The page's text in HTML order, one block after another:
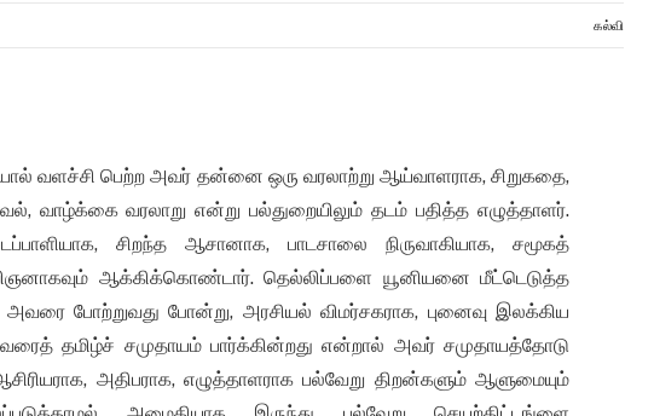
கல்வி
வளச்சி பெற்ற அவர் தன்னை ஒரு வரலாற்று ஆய்வாளராக, சிறுகதை,
வாழ்க்கை வரலாறு என்று பல்துறையிலும் தடம் பதித்த எழுத்தாளர்.
சிறந்த ஆசானாக, பாடசாலை நிருவாகியாக, சமூகத்
ஆக்கிக்கொண்டார். தெல்லிப்பளை யூனியனை மீட்டெடுத்த
போற்றுவது போன்று, அரசியல் விமர்சகராக, புனைவு இலக்கிய
தமிழ்ச் சமுதாயம் பார்க்கின்றது என்றால் அவர் சமுதாயத்தோடு
அதிபராக, எழுத்தாளராக பல்வேறு திறன்களும் ஆளுமையும்